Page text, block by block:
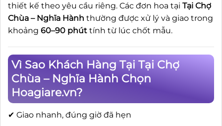
thiết kế theo yêu cầu riêng. Các đơn hoa tại Tại Chợ
Chùa – Nghĩa Hành thường được xử lý và giao trong
khoảng 60–90 phút tính từ lúc chốt mẫu.
Vì Sao Khách Hàng Tại Tại Chợ
Chùa – Nghĩa Hành Chọn
Hoagiare.vn?
✔ Giao nhanh, đúng giờ đã hẹn